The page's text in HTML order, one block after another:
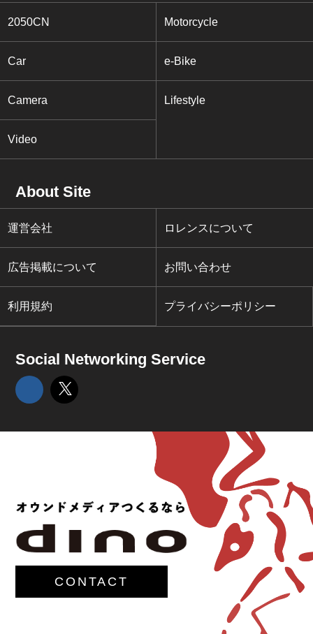
2050CN Motorcycle
Car e-Bike
Camera Lifestyle
Video
About Site
運営会社 ロレンスについて
広告掲載について お問い合わせ
利用規約 プライバシーポリシー
Social Networking Service
CONTACT